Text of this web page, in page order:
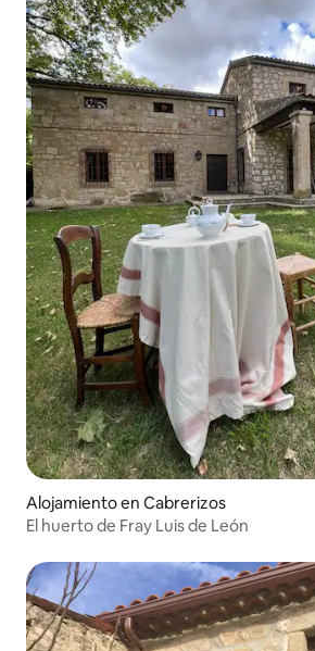
Alojamiento en Cabrerizos
El huerto de Fray Luis de León